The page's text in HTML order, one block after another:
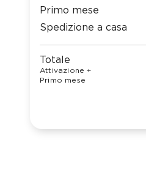
Primo mese
Spedizione a casa
Totale
Attivazione +
Primo mese